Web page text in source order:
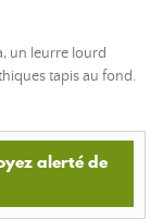
un leurre lourd
tapis au fond.
alerté de